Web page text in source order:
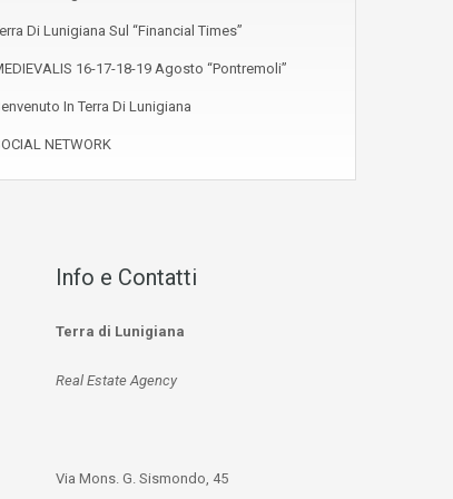
Di Lunigiana Sul “Financial Times”
16-17-18-19 Agosto “Pontremoli”
In Terra Di Lunigiana
NETWORK
Info e Contatti
Terra di Lunigiana
Real Estate Agency
Via Mons. G. Sismondo, 45